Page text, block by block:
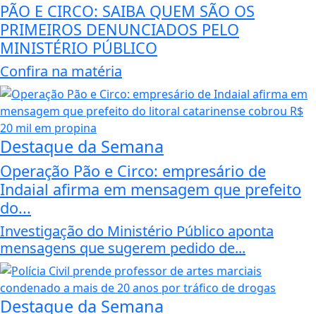
PÃO E CIRCO: SAIBA QUEM SÃO OS
PRIMEIROS DENUNCIADOS PELO
MINISTÉRIO PÚBLICO
Confira na matéria
Destaque da Semana
Operação Pão e Circo: empresário de
Indaial afirma em mensagem que prefeito
do...
Investigação do Ministério Público aponta
mensagens que sugerem pedido de...
Destaque da Semana